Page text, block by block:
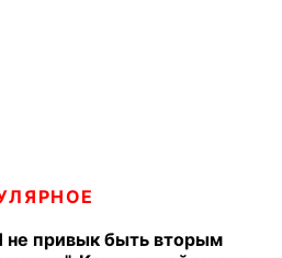
не привык быть вторым